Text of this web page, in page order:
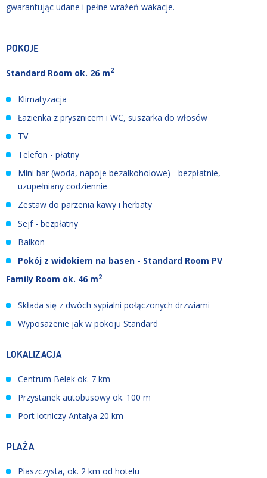
gwarantując udane i pełne wrażeń wakacje.
POKOJE
Standard Room ok. 26 m2
Klimatyzacja
Łazienka z prysznicem i WC, suszarka do włosów
TV
Telefon - płatny
Mini bar (woda, napoje bezalkoholowe) - bezpłatnie,
uzupełniany codziennie
Zestaw do parzenia kawy i herbaty
Sejf - bezpłatny
Balkon
Pokój z widokiem na basen - Standard Room PV
Family Room ok. 46 m2
Składa się z dwóch sypialni połączonych drzwiami
Wyposażenie jak w pokoju Standard
LOKALIZACJA
Centrum Belek ok. 7 km
Przystanek autobusowy ok. 100 m
Port lotniczy Antalya 20 km
PLAŻA
Piaszczysta, ok. 2 km od hotelu